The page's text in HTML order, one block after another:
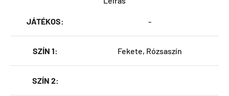
JÁTÉKOS: -
SZÍN 1: Fekete, Rózsaszín
SZÍN 2: